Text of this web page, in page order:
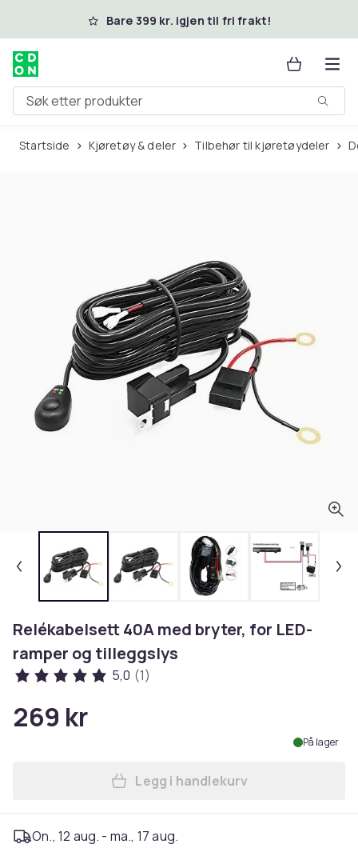
Hopp til hovedinnholdBare 399 kr. igjen til fri frakt!
Søk etter produkter
Startside Kjøretøy & deler Tilbehør til kjøretøydeler
Relékabelsett 40A med bryter, for LED-
ramper og tilleggslys
5,0 (1)
269 kr
På lager
Legg Relékabelsett 40A
Legg i handlekurv
On., 12 aug. - ma., 17 aug.